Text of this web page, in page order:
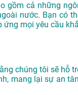
gồm cả những
nước. Bạn có
ứng mọi yêu cầu
chúng tôi sẽ hỗ
mang lại sự an